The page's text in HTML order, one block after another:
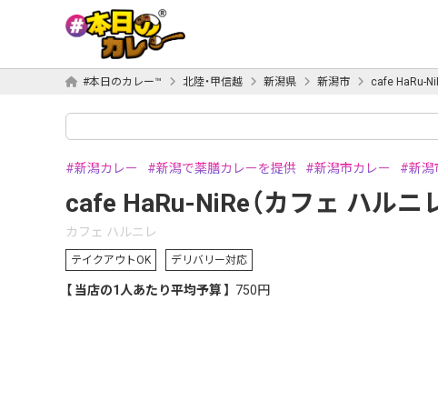
#本日のカレー™ 北陸・甲信越 新潟県 新潟市 cafe HaRu-
新潟カレー 新潟で薬膳カレーを提供 新潟市カレー 新潟
cafe HaRu-NiRe（カフェ ハルニ
カフェ ハルニレ
テイクアウトOK デリバリー対応
当店の1人あたり平均予算 750円